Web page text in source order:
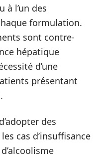
à l’un des
formulation.
sont contre-
hépatique
d’une
présentant
des
cas d’insuffisance